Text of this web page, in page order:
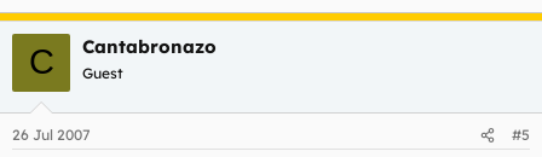
C Cantabronazo
Guest
26 Jul 2007 #5